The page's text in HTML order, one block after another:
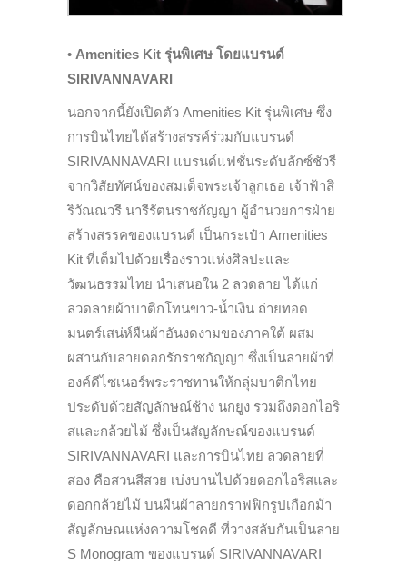
• Amenities Kit รุ่นพิเศษ โดยแบรนด์
SIRIVANNAVARI
นอกจากนี้ยังเปิดตัว Amenities Kit รุ่นพิเศษ ซึ่ง
การบินไทยได้สร้างสรรค์ร่วมกับแบรนด์
SIRIVANNAVARI แบรนด์แฟชั่นระดับลักซ์ชัวรี
จากวิสัยทัศน์ของสมเด็จพระเจ้าลูกเธอ เจ้าฟ้าสิ
ริวัณณวรี นารีรัตนราชกัญญา ผู้อำนวยการฝ่าย
สร้างสรรคของแบรนด์ เป็นกระเป๋า Amenities
Kit ที่เต็มไปด้วยเรื่องราวแห่งศิลปะและ
วัฒนธรรมไทย นำเสนอใน 2 ลวดลาย ได้แก่
ลวดลายผ้าบาติกโทนขาว-น้ำเงิน ถ่ายทอด
มนตร์เสน่ห์ผืนผ้าอันงดงามของภาคใต้ ผสม
ผสานกับลายดอกรักราชกัญญา ซึ่งเป็นลายผ้าที่
องค์ดีไซเนอร์พระราชทานให้กลุ่มบาติกไทย
ประดับด้วยสัญลักษณ์ช้าง นกยูง รวมถึงดอกไอริ
สและกล้วยไม้ ซึ่งเป็นสัญลักษณ์ของแบรนด์
SIRIVANNAVARI และการบินไทย ลวดลายที่
สอง คือสวนสีสวย เบ่งบานไปด้วยดอกไอริสและ
ดอกกล้วยไม้ บนผืนผ้าลายกราฟฟิกรูปเกือกม้า
สัญลักษณแห่งความโชคดี ที่วางสลับกันเป็นลาย
S Monogram ของแบรนด์ SIRIVANNAVARI